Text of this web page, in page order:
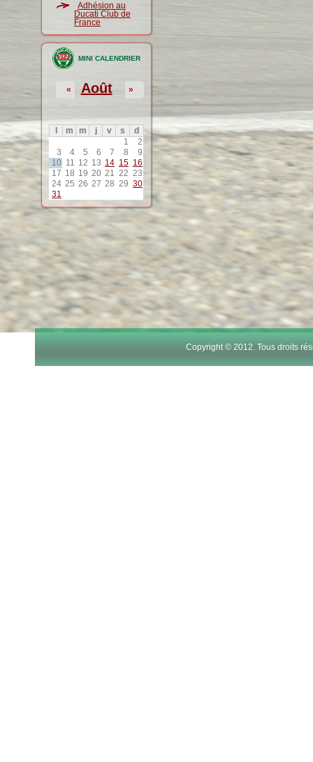
Adhésion au
Ducati Club de
France
MINI CALENDRIER
Août
« »
m m j v s
d
1
2
3
4 5 6 7 8
9
10 11 12 13 14 15 16
17 18 19 20 21 22 23
24 25 26 27 28 29 30
31
Copyright © 2012. Tous droits